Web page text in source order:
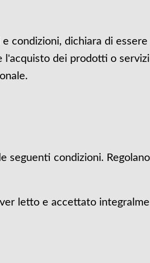
condizioni, dichiara di
dei prodotti o
seguenti condizioni.
letto e accettato